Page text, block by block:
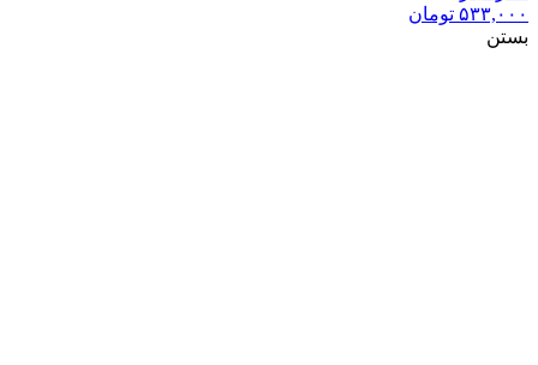
۵۳۳,۰۰۰ تومان
بستن